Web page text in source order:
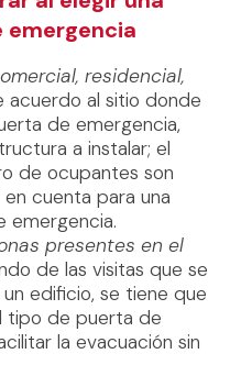
emergencia
residencial,
acuerdo al sitio donde
de emergencia,
a instalar; el
de ocupantes son
cuenta para una
emergencia.
presentes en el
de las visitas que se
edificio, se tiene que
tipo de puerta de
la evacuación sin